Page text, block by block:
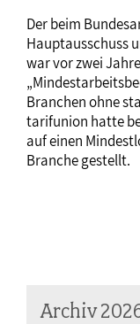
Der beim
Hauptausschuss
war vor zwei
Branchen ohne
tarifunion hatte
auf einen
Branche gestellt.
Archiv